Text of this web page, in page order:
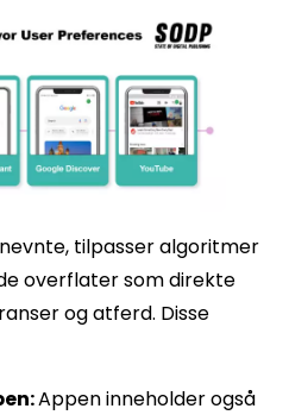
tilpasser algoritmer
overflater som direkte
og atferd. Disse
Appen inneholder også